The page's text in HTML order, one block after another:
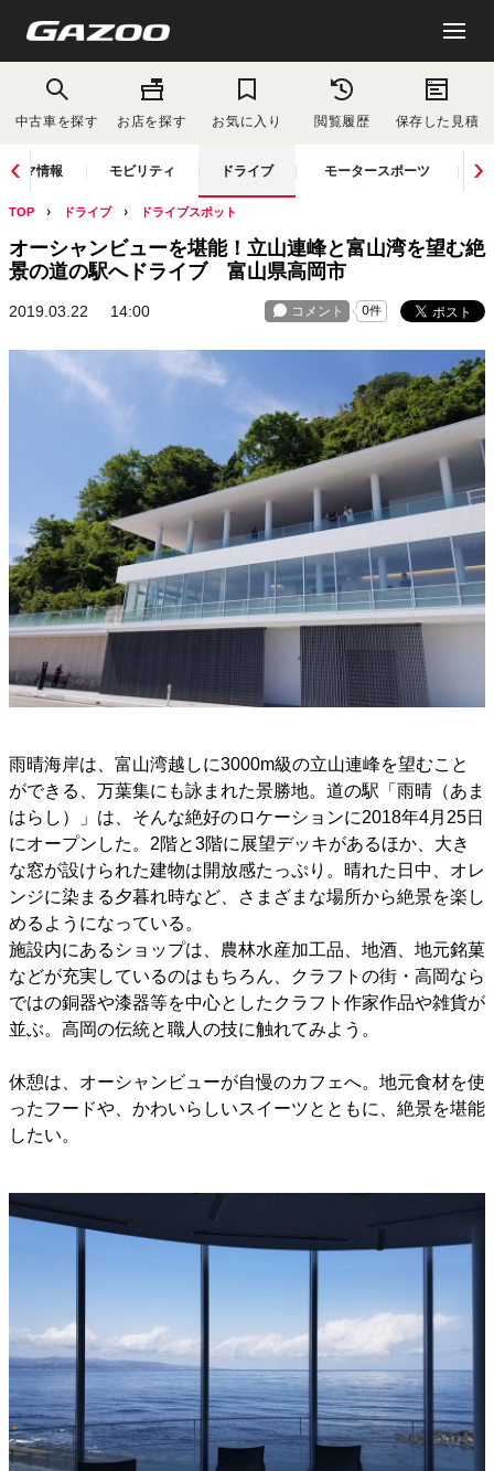
中古車を探す お店を探す お気に入り 閲覧履歴 保存した見積
ルマ情報 モビリティ ドライブ モータースポーツ
TOP ドライブ ドライブスポット
オーシャンビューを堪能！立山連峰と富山湾を望む絶
景の道の駅へドライブ 富山県高岡市
2019.03.22 14:00
雨晴海岸は、富山湾越しに3000m級の立山連峰を望むこと
ができる、万葉集にも詠まれた景勝地。道の駅「雨晴（あま
はらし）」は、そんな絶好のロケーションに2018年4月25日
にオープンした。2階と3階に展望デッキがあるほか、大き
な窓が設けられた建物は開放感たっぷり。晴れた日中、オレ
ンジに染まる夕暮れ時など、さまざまな場所から絶景を楽し
めるようになっている。
施設内にあるショップは、農林水産加工品、地酒、地元銘菓
などが充実しているのはもちろん、クラフトの街・高岡なら
ではの銅器や漆器等を中心としたクラフト作家作品や雑貨が
並ぶ。高岡の伝統と職人の技に触れてみよう。
休憩は、オーシャンビューが自慢のカフェへ。地元食材を使
ったフードや、かわいらしいスイーツとともに、絶景を堪能
したい。